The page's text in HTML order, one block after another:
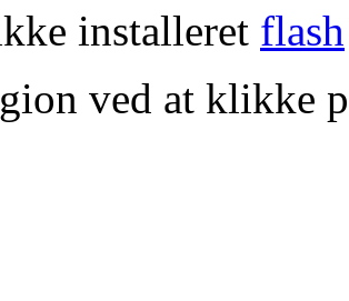
installeret flash
ved at klikke